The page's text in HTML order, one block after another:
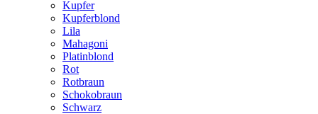
Kupfer
Kupferblond
Lila
Mahagoni
Platinblond
Rot
Rotbraun
Schokobraun
Schwarz